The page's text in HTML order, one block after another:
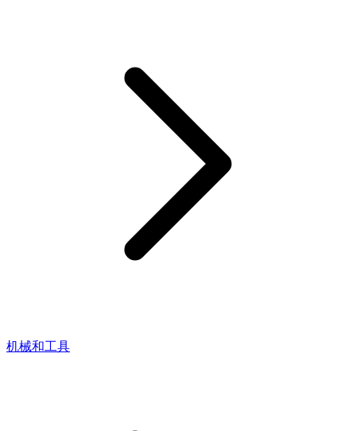
机械和工具